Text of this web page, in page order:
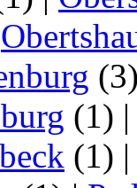
(1)
(1)